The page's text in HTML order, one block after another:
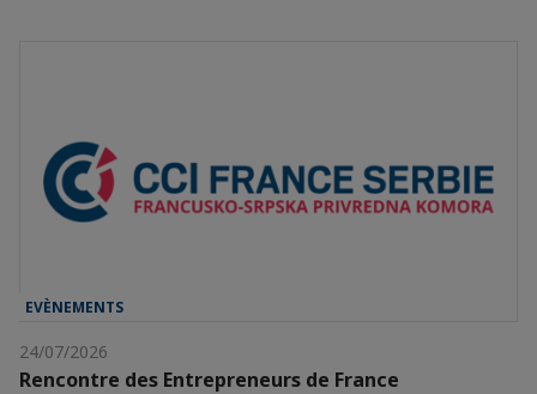
EVÈNEMENTS
24/07/2026
Rencontre des Entrepreneurs de France